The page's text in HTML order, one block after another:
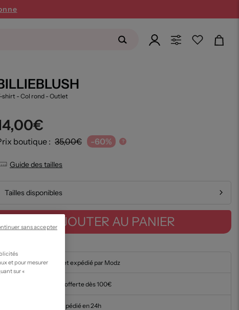
shirt - Col rond - Outlet
boutique : 35,00€ -60% ?
Guide des tailles
Tailles disponibles
AJOUTER AU PANIER
En stock et expédié par Modz
Livraison offerte dès 100€
Article expédié en 24h
et pour mesurer
sur «
sans accepter